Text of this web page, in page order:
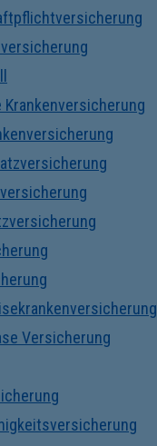
Krankenversicherung
Versicherung